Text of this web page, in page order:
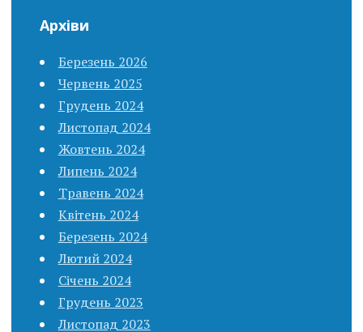
Архіви
Березень 2026
Червень 2025
Грудень 2024
Листопад 2024
Жовтень 2024
Липень 2024
Травень 2024
Квітень 2024
Березень 2024
Лютий 2024
Січень 2024
Грудень 2023
Листопад 2023